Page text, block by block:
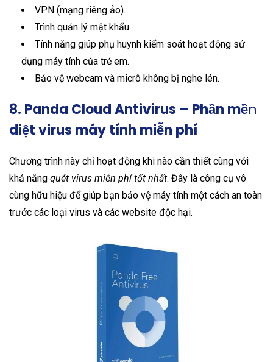
VPN (mạng riêng ảo).
Trình quản lý mật khẩu.
Tính năng giúp phụ huynh kiểm soát hoạt động sử
dụng máy tính của trẻ em.
Bảo vệ webcam và micrô không bị nghe lén.
8. Panda Cloud Antivirus – Phần mền
diệt virus máy tính miễn phí
Chương trình này chỉ hoạt động khi nào cần thiết cùng với
khả năng quét virus miễn phí tốt nhất. Đây là công cụ vô
cùng hữu hiệu để giúp bạn bảo vệ máy tính một cách an toàn
trước các loại virus và các website độc hại.